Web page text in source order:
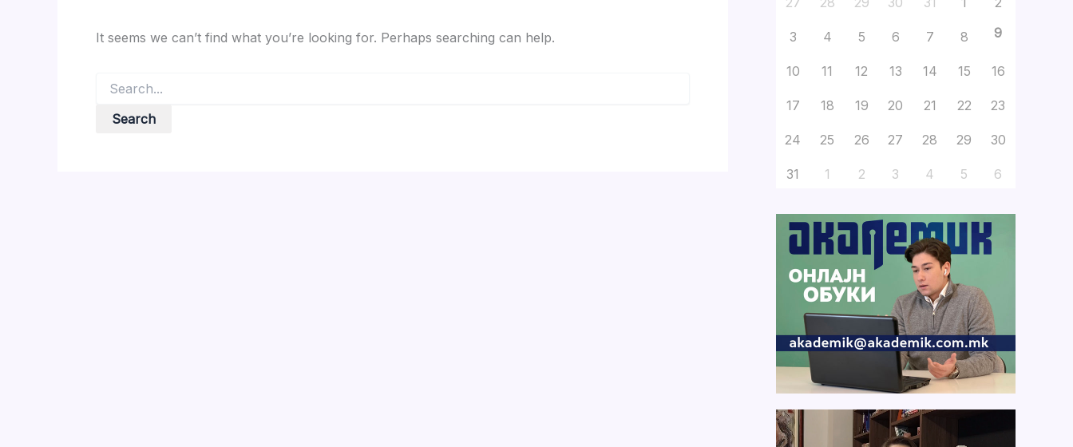
It seems we can’t find what you’re looking for. Perhaps searching can help.
for:
3 4 5 6 7 8 9
10 11 12 13 14 15 16
17 18 19 20 21 22 23
24 25 26 27 28 29 30
31 1 2 3 4 5 6